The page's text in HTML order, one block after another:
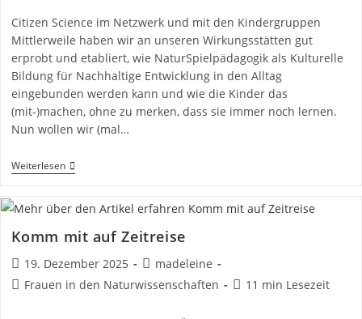
Citizen Science im Netzwerk und mit den Kindergruppen
Mittlerweile haben wir an unseren Wirkungsstätten gut
erprobt und etabliert, wie NaturSpielpädagogik als Kulturelle
Bildung für Nachhaltige Entwicklung in den Alltag
eingebunden werden kann und wie die Kinder das
(mit-)machen, ohne zu merken, dass sie immer noch lernen.
Nun wollen wir (mal…
Weiterlesen1m²
Lein
Wir
Machen
Mit
Komm mit auf Zeitreise
Beitrag
veröffentlicht:
19. Dezember 2025
Beitrags-
Autor:
madeleine
Beitrags-
Frauen in den Naturwissenschaften Lesedauer:
11 min Lesezeit